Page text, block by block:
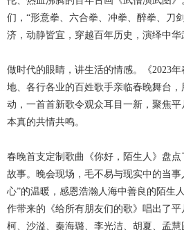
们，“形意拳、六合拳、冲拳、醉拳、刀
济，动静皆宜，穿越百年历史，演绎
做时代的眼睛，讲生活的情感。《2023
地、各行各业的百姓歌手亲临春晚舞台
动，一首首新歌令观众耳目一新，聚焦
本真的共情共鸣。
春晚首支定制歌曲《你好，陌生人》盘
故事。晚会现场，毛不易与现实中的当
心”的温暖，感恩浩瀚人海中善良的陌生
作带来的《给所有朋友们的歌》唱出了
柯、沙溢、秦海璐、李光洁、胡夏、孟